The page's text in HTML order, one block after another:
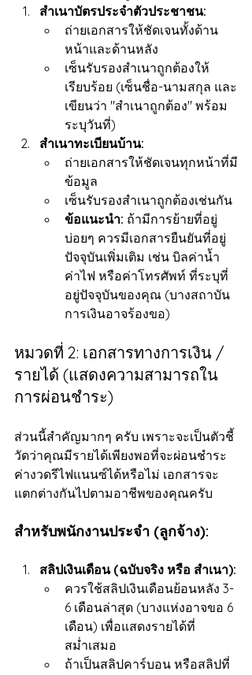
สำเนาบัตรประจำตัวประชาชน:
ถ่ายเอกสารให้ชัดเจนทั้งด้าน
หน้าและด้านหลัง
เซ็นรับรองสำเนาถูกต้องให้
เรียบร้อย (เซ็นชื่อ-นามสกุล และ
เขียนว่า "สำเนาถูกต้อง" พร้อม
ระบุวันที่)
สำเนาทะเบียนบ้าน:
ถ่ายเอกสารให้ชัดเจนทุกหน้าที่มี
ข้อมูล
เซ็นรับรองสำเนาถูกต้องเช่นกัน
ข้อแนะนำ: ถ้ามีการย้ายที่อยู่
บ่อยๆ ควรมีเอกสารยืนยันที่อยู่
ปัจจุบันเพิ่มเติม เช่น บิลค่าน้ำ
ค่าไฟ หรือค่าโทรศัพท์ ที่ระบุที่
อยู่ปัจจุบันของคุณ (บางสถาบัน
การเงินอาจร้องขอ)
หมวดที่ 2: เอกสารทางการเงิน /
รายได้ (แสดงความสามารถใน
การผ่อนชำระ)
ส่วนนี้สำคัญมากๆ ครับ เพราะจะเป็นตัวชี้
วัดว่าคุณมีรายได้เพียงพอที่จะผ่อนชำระ
ค่างวดรีไฟแนนซ์ได้หรือไม่ เอกสารจะ
แตกต่างกันไปตามอาชีพของคุณครับ
สำหรับพนักงานประจำ (ลูกจ้าง):
สลิปเงินเดือน (ฉบับจริง หรือ สำเนา):
ควรใช้สลิปเงินเดือนย้อนหลัง 3-
6 เดือนล่าสุด (บางแห่งอาจขอ 6
เดือน) เพื่อแสดงรายได้ที่
สม่ำเสมอ
ถ้าเป็นสลิปคาร์บอน หรือสลิปที่